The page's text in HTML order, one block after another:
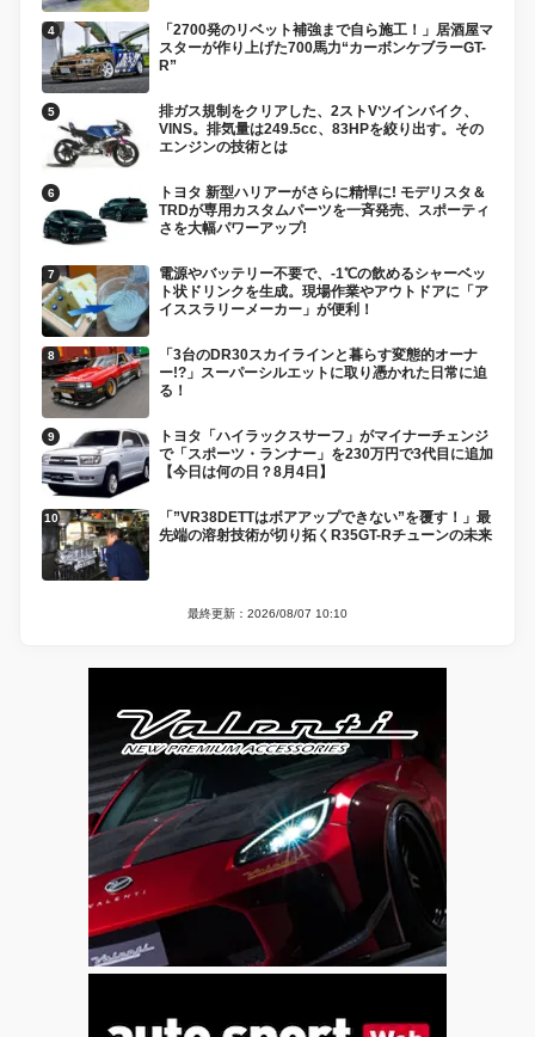
「2700発のリベット補強まで自ら施工！」居酒屋マ
スターが作り上げた700馬力“カーボンケブラーGT-
R”
排ガス規制をクリアした、2ストVツインバイク、
VINS。排気量は249.5cc、83HPを絞り出す。その
エンジンの技術とは
トヨタ 新型ハリアーがさらに精悍に! モデリスタ＆
TRDが専用カスタムパーツを一斉発売、スポーティ
さを大幅パワーアップ!
電源やバッテリー不要で、-1℃の飲めるシャーベッ
ト状ドリンクを生成。現場作業やアウトドアに「ア
イススラリーメーカー」が便利！
「3台のDR30スカイラインと暮らす変態的オーナ
ー!?」スーパーシルエットに取り憑かれた日常に迫
る！
トヨタ「ハイラックスサーフ」がマイナーチェンジ
で「スポーツ・ランナー」を230万円で3代目に追加
【今日は何の日？8月4日】
「”VR38DETTはボアアップできない”を覆す！」最
先端の溶射技術が切り拓くR35GT-Rチューンの未来
最終更新：2026/08/07 10:10